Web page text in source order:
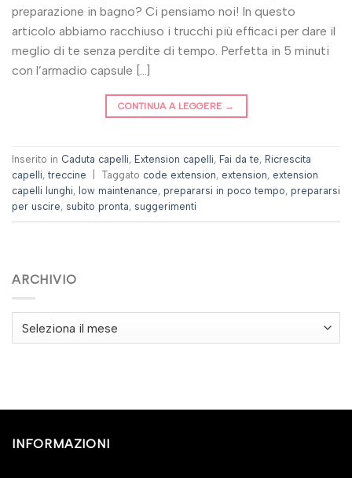
ARCHIVIO
preparazione in bagno? Ci pensiamo noi! In questo
articolo abbiamo racchiuso i trucchi più efficaci per dare il
meglio di te senza perdite di tempo. Perfetta in 5 minuti
con l’armadio capsule […]
CONTINUA A LEGGERE →
Inserito in Caduta capelli, Extension capelli, Fai da te, Ricrescita
capelli, treccine Taggato code extension, extension, extension
capelli lunghi, low maintenance, prepararsi in poco tempo, prepararsi
per uscire, subito pronta, suggerimenti
INFORMAZIONI